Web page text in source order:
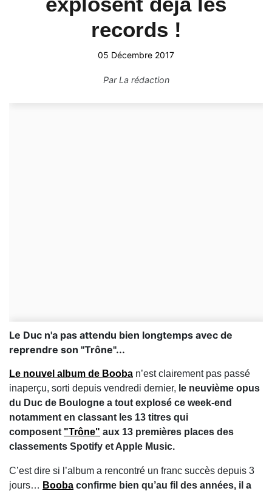
records !
05 Décembre 2017
ParLa rédaction
Le Duc n'a pas attendu bien longtemps avec de
reprendre son "Trône"...
Le nouvel album de Booba n’est clairement pas passé
inaperçu, sorti depuis vendredi dernier, le neuvième opus
du Duc de Boulogne a tout explosé ce week-end
notamment en classant les 13 titres qui
composent "Trône" aux 13 premières places des
classements Spotify et Apple Music.
C’est dire si l’album a rencontré un franc succès depuis 3
jours… Booba confirme bien qu’au fil des années, il a